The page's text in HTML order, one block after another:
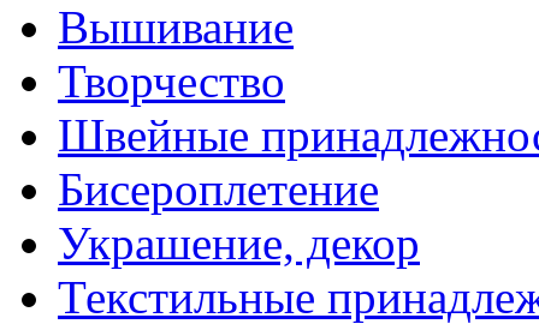
Вышивание
Творчество
Швейные
Бисероплетение
Украшение, декор
Текстильные